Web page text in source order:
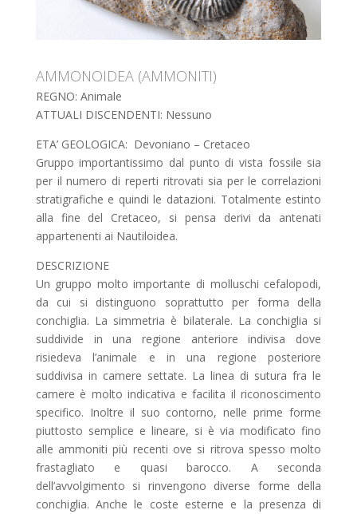
AMMONOIDEA (AMMONITI)
REGNO: Animale
ATTUALI DISCENDENTI: Nessuno
ETA’ GEOLOGICA: Devoniano – Cretaceo
Gruppo importantissimo dal punto di vista fossile sia
per il numero di reperti ritrovati sia per le correlazioni
stratigrafiche e quindi le datazioni. Totalmente estinto
alla fine del Cretaceo, si pensa derivi da antenati
appartenenti ai Nautiloidea.
DESCRIZIONE
Un gruppo molto importante di molluschi cefalopodi,
da cui si distinguono soprattutto per forma della
conchiglia. La simmetria è bilaterale. La conchiglia si
suddivide in una regione anteriore indivisa dove
risiedeva l’animale e in una regione posteriore
suddivisa in camere settate. La linea di sutura fra le
camere è molto indicativa e facilita il riconoscimento
specifico. Inoltre il suo contorno, nelle prime forme
piuttosto semplice e lineare, si è via modificato fino
alle ammoniti più recenti ove si ritrova spesso molto
frastagliato e quasi barocco. A seconda
dell’avvolgimento si rinvengono diverse forme della
conchiglia. Anche le coste esterne e la presenza di